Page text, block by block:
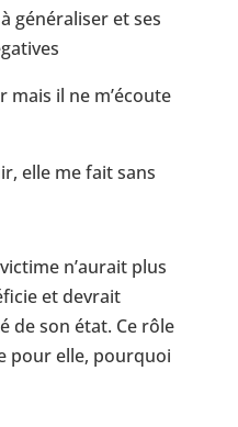
généraliser et ses
mais il ne m’écoute
elle me fait sans
n’aurait plus
et devrait
de son état. Ce rôle
pour elle, pourquoi